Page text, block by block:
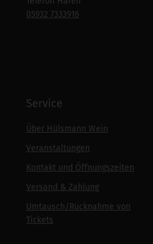
05932 7333916
Service
Über Hülsmann Wein
Veranstaltungen
Kontakt und Öffnungszeiten
Versand & Zahlung
Umtausch/Rücknahme von
Tickets